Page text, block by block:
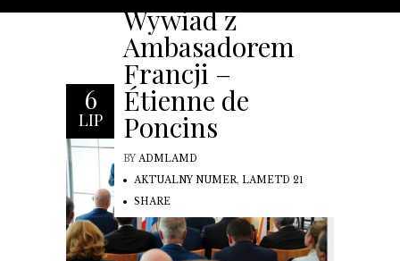
6
LIP
Wywiad z
Ambasadorem
Francji –
Étienne de
Poncins
BY ADMLAMD
AKTUALNY NUMER, LAMETD 21
SHARE